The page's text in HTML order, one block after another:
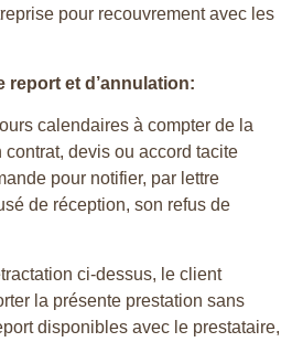
pour recouvrement avec les
report et d’annulation:
calendaires à compter de la
contrat, devis ou accord tacite
pour notifier, par lettre
de réception, son refus de
ci-dessus, le client
la présente prestation sans
disponibles avec le prestataire,